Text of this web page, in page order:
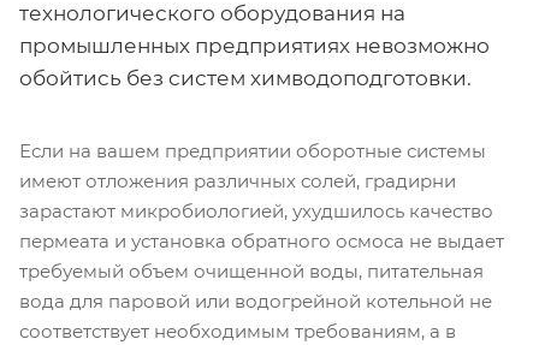
технологического оборудования на
промышленных предприятиях невозможно
обойтись без систем химводоподготовки.
Если на вашем предприятии оборотные системы
имеют отложения различных солей, градирни
зарастают микробиологией, ухудшилось качество
пермеата и установка обратного осмоса не выдает
требуемый объем очищенной воды, питательная
вода для паровой или водогрейной котельной не
соответствует необходимым требованиям, а в